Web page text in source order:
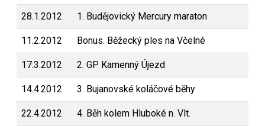
28.1.2012 1. Budějovický Mercury maraton
11.2.2012 Bonus. Běžecký ples na Včelné
17.3.2012 2. GP Kamenný Újezd
14.4.2012 3. Bujanovské koláčové běhy
22.4.2012 4. Běh kolem Hluboké n. Vlt.